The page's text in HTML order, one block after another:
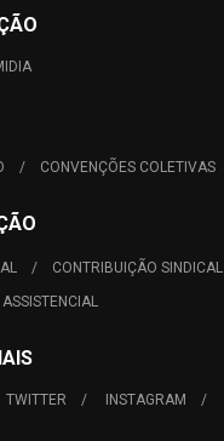
CONVENÇÕES COLETIVAS
CONTRIBUIÇÃO SINDICAL
TWITTER INSTAGRAM